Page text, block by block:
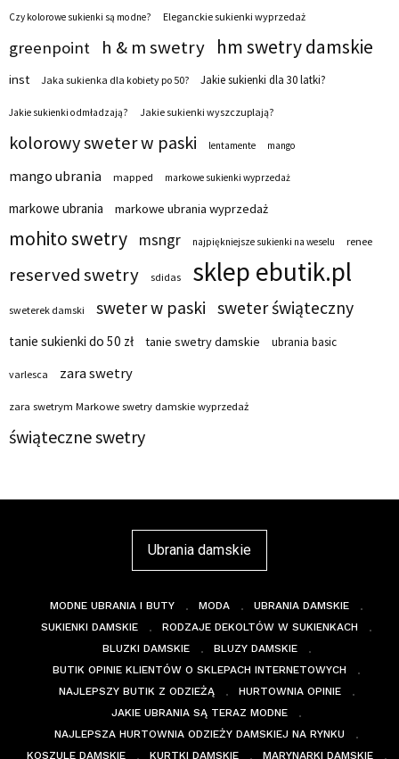
Czy kolorowe sukienki są modne? Eleganckie sukienki wyprzedaż
greenpoint h & m swetry hm swetry damskie
inst Jaka sukienka dla kobiety po 50? Jakie sukienki dla 30 latki?
Jakie sukienki odmładzają? Jakie sukienki wyszczuplają?
kolorowy sweter w paski lentamente mango
mango ubrania mapped markowe sukienki wyprzedaż
markowe ubrania markowe ubrania wyprzedaż
mohito swetry msngr najpiękniejsze sukienki na weselu renee
reserved swetry sdidas sklep ebutik.pl
sweterek damski sweter w paski sweter świąteczny
tanie sukienki do 50 zł tanie swetry damskie ubrania basic
varlesca zara swetry
zara swetrym Markowe swetry damskie wyprzedaż
świąteczne swetry
Ubrania damskie
MODNE UBRANIA I BUTY MODA
UBRANIA DAMSKIE
SUKIENKI DAMSKIE
RODZAJE DEKOLTÓW W SUKIENKACH
BLUZKI DAMSKIE
BLUZY DAMSKIE
BUTIK OPINIE KLIENTÓW O SKLEPACH INTERNETOWYCH
NAJLEPSZY BUTIK Z ODZIEŻĄ
HURTOWNIA OPINIE
JAKIE UBRANIA SĄ TERAZ MODNE
NAJLEPSZA HURTOWNIA ODZIEŻY DAMSKIEJ NA RYNKU
KOSZULE DAMSKIE
KURTKI DAMSKIE MARYNARKI DAMSKIE